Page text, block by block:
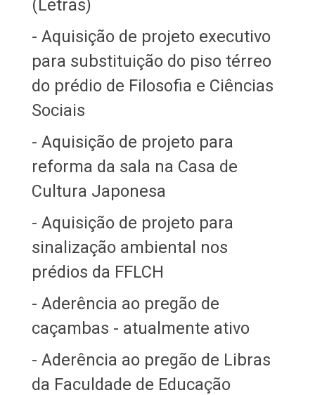
(Letras)
- Aquisição de projeto executivo
para substituição do piso térreo
do prédio de Filosofia e Ciências
Sociais
- Aquisição de projeto para
reforma da sala na Casa de
Cultura Japonesa
- Aquisição de projeto para
sinalização ambiental nos
prédios da FFLCH
- Aderência ao pregão de
caçambas - atualmente ativo
- Aderência ao pregão de Libras
da Faculdade de Educação